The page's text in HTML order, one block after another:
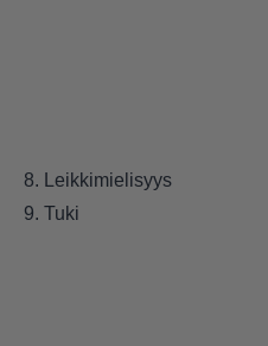
8. Leikkimielisyys
9. Tuki